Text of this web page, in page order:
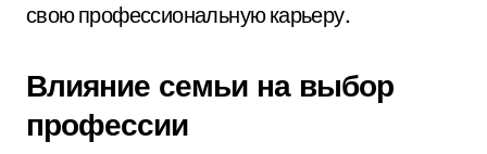
свою профессиональную карьеру.
Влияние семьи на выбор
профессии